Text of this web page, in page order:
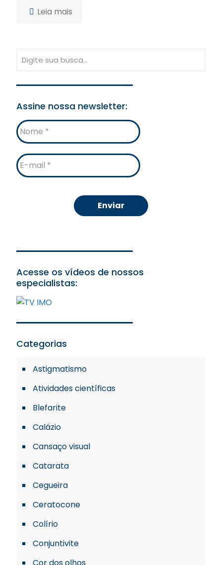
Leia mais
Assine nossa newsletter:
Nome
E-
mail
Acesse os vídeos de nossos
especialistas:
Categorias
Astigmatismo
Atividades científicas
Blefarite
Calázio
Cansaço visual
Catarata
Cegueira
Ceratocone
Colírio
Conjuntivite